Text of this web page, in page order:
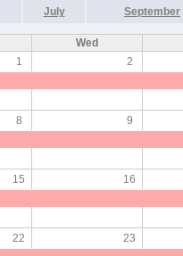
July September
Wed
1 2
8 9
15 16
22 23